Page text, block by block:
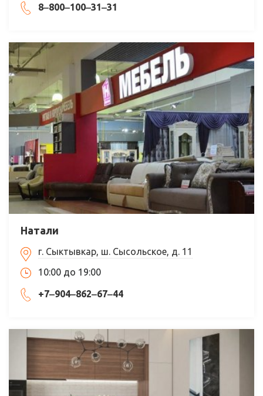
8‒800‒100‒31‒31
Натали
г. Сыктывкар, ш. Сысольское, д. 11
10:00 до 19:00
+7‒904‒862‒67‒44